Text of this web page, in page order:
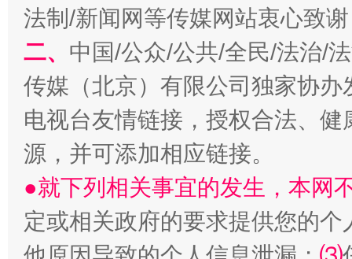
一批国家标准开始实施 从
以产业富民促振兴 酒驾
法制/新闻网等传媒网站衷心致
二、 中国/公众/公共/全民/法治/
传媒（北京）有限公司独家协
电视台友情链接，授权合法、
源，并可添加相应链接。
●就下列相关事宜的发生，本网
定或相关政府的要求提供您的个